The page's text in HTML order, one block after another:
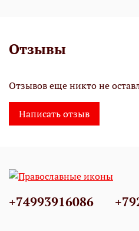
Отзывы
Отзывов еще никто не
Написать отзыв
+74993916086